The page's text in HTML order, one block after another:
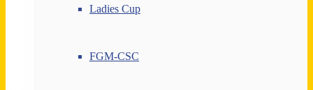
Ladies Cup
FGM-CSC